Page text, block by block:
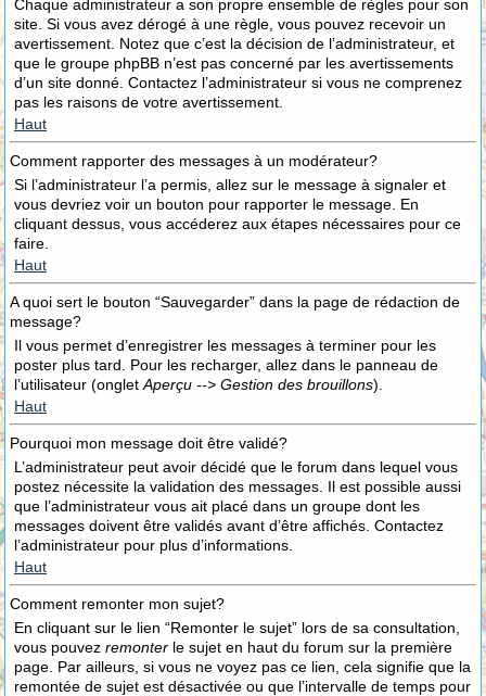
Chaque administrateur a son propre ensemble de règles pour son
site. Si vous avez dérogé à une règle, vous pouvez recevoir un
avertissement. Notez que c’est la décision de l’administrateur, et
que le groupe phpBB n’est pas concerné par les avertissements
d’un site donné. Contactez l’administrateur si vous ne comprenez
pas les raisons de votre avertissement.
Haut
Comment rapporter des messages à un modérateur?
Si l’administrateur l’a permis, allez sur le message à signaler et
vous devriez voir un bouton pour rapporter le message. En
cliquant dessus, vous accéderez aux étapes nécessaires pour ce
faire.
Haut
A quoi sert le bouton “Sauvegarder” dans la page de rédaction de
message?
Il vous permet d’enregistrer les messages à terminer pour les
poster plus tard. Pour les recharger, allez dans le panneau de
l’utilisateur (onglet Aperçu --> Gestion des brouillons).
Haut
Pourquoi mon message doit être validé?
L’administrateur peut avoir décidé que le forum dans lequel vous
postez nécessite la validation des messages. Il est possible aussi
que l’administrateur vous ait placé dans un groupe dont les
messages doivent être validés avant d’être affichés. Contactez
l’administrateur pour plus d’informations.
Haut
Comment remonter mon sujet?
En cliquant sur le lien “Remonter le sujet” lors de sa consultation,
vous pouvez remonter le sujet en haut du forum sur la première
page. Par ailleurs, si vous ne voyez pas ce lien, cela signifie que la
remontée de sujet est désactivée ou que l’intervalle de temps pour